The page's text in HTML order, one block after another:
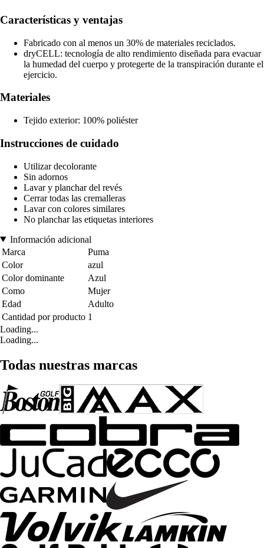
Características y ventajas
Fabricado con al menos un 30% de materiales reciclados.
dryCELL: tecnología de alto rendimiento diseñada para evacuar
la humedad del cuerpo y protegerte de la transpiración durante el
ejercicio.
Materiales
Tejido exterior: 100% poliéster
Instrucciones de cuidado
Utilizar decolorante
Sin adornos
Lavar y planchar del revés
Cerrar todas las cremalleras
Lavar con colores similares
No planchar las etiquetas interiores
Información adicional
Marca
Puma
Color
azul
Color dominante
Azul
Como
Mujer
Edad
Adulto
Cantidad por producto 1
Loading...
Loading...
Todas nuestras marcas